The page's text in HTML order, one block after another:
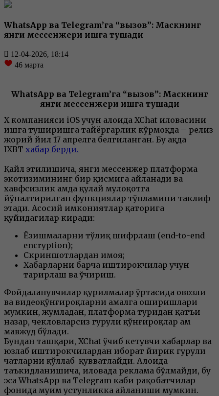
WhatsApp ва Telegram’га “вызов”: Маскнинг
янги мессенжери ишга тушади
12-04-2026, 18:14
46 марта
WhatsApp ва Telegram’га “вызов”: Маскнинг
янги мессенжери ишга тушади
X компанияси iOS учун алоҳида XChat иловасини
ишга туширишга тайёргарлик кўрмоқда – релиз
жорий йил 17 апрелга белгиланган. Бу ҳақда
IXBT хабар берди.
Қайл этилишича, янги мессенжер платформа
экотизимининг бир қисмига айланади ва
хавфсизлик ҳамда қулай мулоқотга
йўналтирилган функциялар тўпламини таклиф
этади. Асосий имкониятлар қаторига
қуйидагилар киради:
Ёзишмаларни тўлиқ шифрлаш (end-to-end
encryption);
Скриншотлардан ҳимоя;
Хабарларни барча иштирокчилар учун
таҳрирлаш ва ўчириш.
Фойдаланувчилар қурилмалар ўртасида овозли
ва видеоқўнғироқларни амалга оширишлари
мумкин, жумладан, платформа туридан қатъи
назар, чекловларсиз гуруҳли қўнғироқлар ҳам
мавжуд бўлади.
Бундан ташқари, XChat ўчиб кетувчи хабарлар ва
юзлаб иштирокчилардан иборат йирик гуруҳли
чатларни қўллаб-қувватлайди. Алоҳида
таъкидланишича, иловада реклама бўлмайди, бу
эса WhatsApp ва Telegram каби рақобатчилар
фонида муҳим устунликка айланиши мумкин.